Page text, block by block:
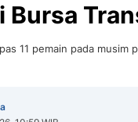
11 pemain pada musim